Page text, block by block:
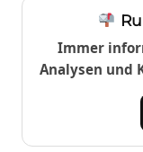
Immer
Analysen und